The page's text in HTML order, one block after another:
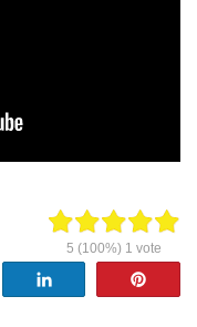
5 (100%) 1 vote